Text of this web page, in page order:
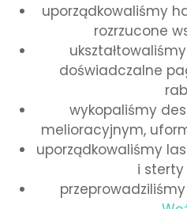
uporządkowaliśmy
rozrzucone
doświadczalne
wykopaliśmy
melioracyjnym,
uporządkowaliśmy
i sterty